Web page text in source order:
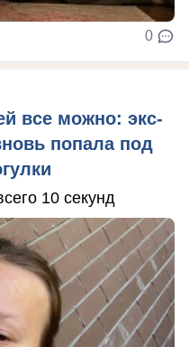
0
все можно: экс-
попала под
10 секунд